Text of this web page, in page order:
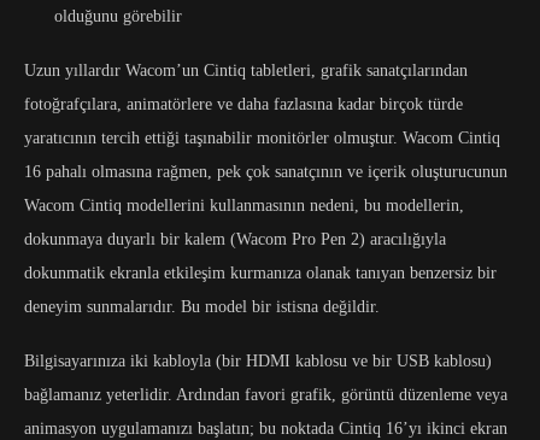
olduğunu görebilir
Uzun yıllardır Wacom’un Cintiq tabletleri, grafik sanatçılarından
fotoğrafçılara, animatörlere ve daha fazlasına kadar birçok türde
yaratıcının tercih ettiği taşınabilir monitörler olmuştur. Wacom Cintiq
16 pahalı olmasına rağmen, pek çok sanatçının ve içerik oluşturucunun
Wacom Cintiq modellerini kullanmasının nedeni, bu modellerin,
dokunmaya duyarlı bir kalem (Wacom Pro Pen 2) aracılığıyla
dokunmatik ekranla etkileşim kurmanıza olanak tanıyan benzersiz bir
deneyim sunmalarıdır. Bu model bir istisna değildir.
Bilgisayarınıza iki kabloyla (bir HDMI kablosu ve bir USB kablosu)
bağlamanız yeterlidir. Ardından favori grafik, görüntü düzenleme veya
animasyon uygulamanızı başlatın; bu noktada Cintiq 16’yı ikinci ekran